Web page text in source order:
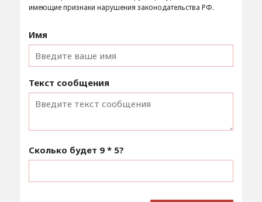
имеющие признаки нарушения законодательства РФ.
Имя
Текст сообщения
Сколько будет 9 * 5?